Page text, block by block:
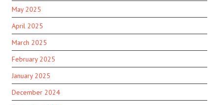
May 2025
April 2025
March 2025
February 2025
January 2025
December 2024